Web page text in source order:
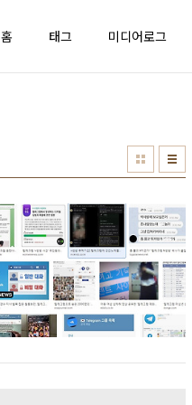
홈 태그 미디어로그